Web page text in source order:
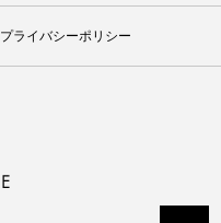
プライバシーポリシー